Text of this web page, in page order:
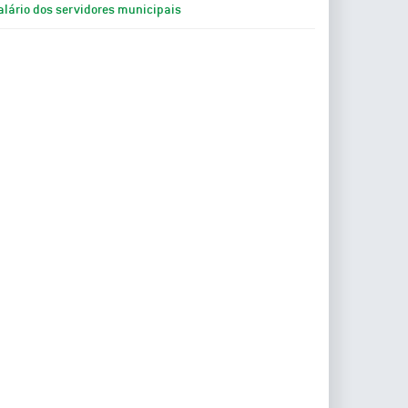
dos servidores municipais